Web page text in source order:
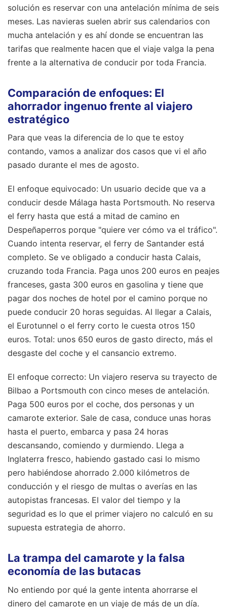
solución es reservar con una antelación mínima de seis
meses. Las navieras suelen abrir sus calendarios con
mucha antelación y es ahí donde se encuentran las
tarifas que realmente hacen que el viaje valga la pena
frente a la alternativa de conducir por toda Francia.
Comparación de enfoques: El
ahorrador ingenuo frente al viajero
estratégico
Para que veas la diferencia de lo que te estoy
contando, vamos a analizar dos casos que vi el año
pasado durante el mes de agosto.
El enfoque equivocado: Un usuario decide que va a
conducir desde Málaga hasta Portsmouth. No reserva
el ferry hasta que está a mitad de camino en
Despeñaperros porque "quiere ver cómo va el tráfico".
Cuando intenta reservar, el ferry de Santander está
completo. Se ve obligado a conducir hasta Calais,
cruzando toda Francia. Paga unos 200 euros en peajes
franceses, gasta 300 euros en gasolina y tiene que
pagar dos noches de hotel por el camino porque no
puede conducir 20 horas seguidas. Al llegar a Calais,
el Eurotunnel o el ferry corto le cuesta otros 150
euros. Total: unos 650 euros de gasto directo, más el
desgaste del coche y el cansancio extremo.
El enfoque correcto: Un viajero reserva su trayecto de
Bilbao a Portsmouth con cinco meses de antelación.
Paga 500 euros por el coche, dos personas y un
camarote exterior. Sale de casa, conduce unas horas
hasta el puerto, embarca y pasa 24 horas
descansando, comiendo y durmiendo. Llega a
Inglaterra fresco, habiendo gastado casi lo mismo
pero habiéndose ahorrado 2.000 kilómetros de
conducción y el riesgo de multas o averías en las
autopistas francesas. El valor del tiempo y la
seguridad es lo que el primer viajero no calculó en su
supuesta estrategia de ahorro.
La trampa del camarote y la falsa
economía de las butacas
No entiendo por qué la gente intenta ahorrarse el
dinero del camarote en un viaje de más de un día.